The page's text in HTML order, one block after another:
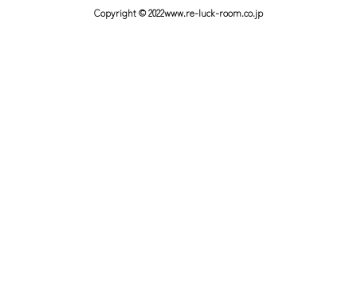
Copyright © 2022www.re-luck-room.co.jp